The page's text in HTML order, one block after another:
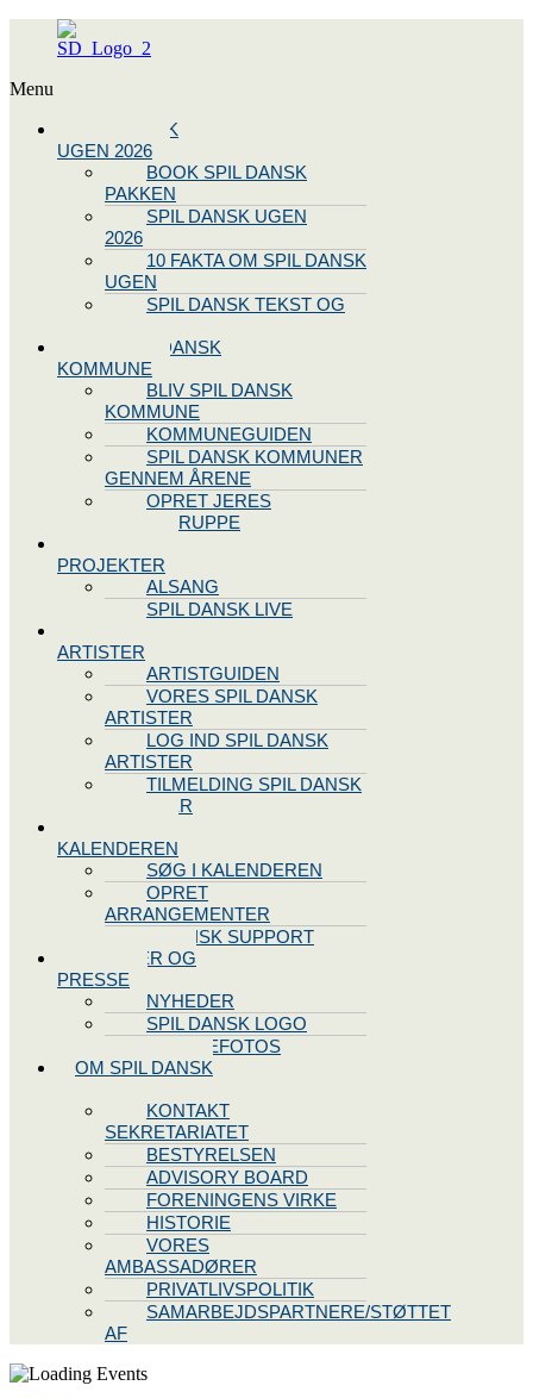
Menu
SPIL DANSK
UGEN 2026
BOOK SPIL DANSK
PAKKEN
SPIL DANSK UGEN
2026
10 FAKTA OM SPIL DANSK
UGEN
SPIL DANSK TEKST OG
BLIV SPIL DANSK
KOMMUNE
BLIV SPIL DANSK
KOMMUNE
KOMMUNEGUIDEN
SPIL DANSK KOMMUNER
GENNEM ÅRENE
OPRET JERES
STYREGRUPPE
PROJEKTER
ALSANG
SPIL DANSK LIVE
ARTISTER
ARTISTGUIDEN
VORES SPIL DANSK
ARTISTER
LOG IND SPIL DANSK
ARTISTER
TILMELDING SPIL DANSK
ARTISTER
KALENDEREN
SØG I KALENDEREN
OPRET
ARRANGEMENTER
TEKNISK SUPPORT
NYHEDER OG
PRESSE
NYHEDER
SPIL DANSK LOGO
PRESSEFOTOS
OM SPIL DANSK
KONTAKT
SEKRETARIATET
BESTYRELSEN
ADVISORY BOARD
FORENINGENS VIRKE
HISTORIE
VORES
AMBASSADØRER
PRIVATLIVSPOLITIK
SAMARBEJDSPARTNERE/STØTTET
AF